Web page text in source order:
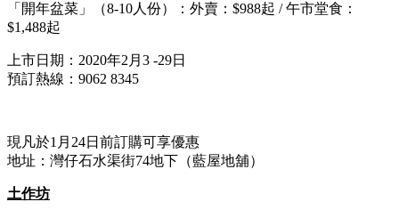
「開年盆菜」（8-10人份）：外賣：$988起 / 午市堂食：
$1,488起
上市日期：2020年2月3 -29日
預訂熱線：9062 8345
現凡於1月24日前訂購可享優惠
地址：灣仔石水渠街74地下（藍屋地舖）
土作坊